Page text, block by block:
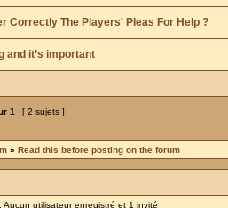
Correctly The Players' Pleas For Help ?
and it’s important
1 [ 2 sujets ]
» Read this before posting on the forum
utilisateur enregistré et 1 invité